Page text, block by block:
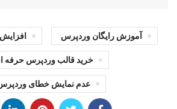
آموزش رایگان وردپرس
خرید قالب وردپرس حرفه
عدم نمایش خطای